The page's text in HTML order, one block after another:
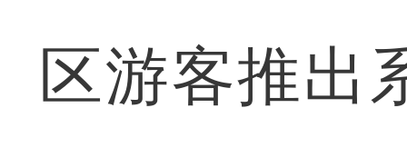
区游客推出